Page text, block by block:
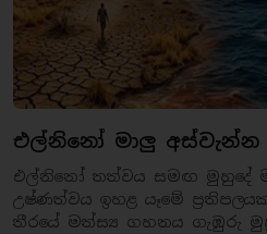
එල්නිනෝ මාලු
එල්නිනෝ තත්වය සමඟ මුහුදේ
උෂ්ණත්වය ඉහළ යෑමේ
තීරයේ මත්ස්‍ය ගහනය ගැඹුරු